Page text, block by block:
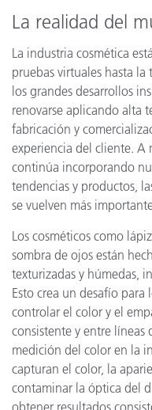
La realidad del
La industria cosmética
pruebas virtuales hasta
los grandes desarrollos
renovarse aplicando alta
fabricación y
experiencia del cliente. A
continúa incorporando
tendencias y productos,
se vuelven más
Los cosméticos como
sombra de ojos están
texturizadas y húmedas,
Esto crea un desafío
controlar el color y el
consistente y entre líneas
medición del color en la
capturan el color, la
contaminar la óptica del
obtener resultados